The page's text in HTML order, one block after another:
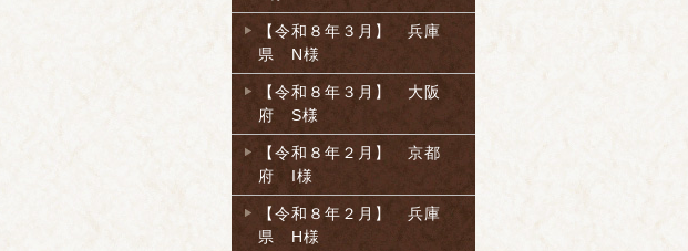
【令和８年３月】 兵庫
県 N様
【令和８年３月】 大阪
府 S様
【令和８年２月】 京都
府 I様
【令和８年２月】 兵庫
県 H様